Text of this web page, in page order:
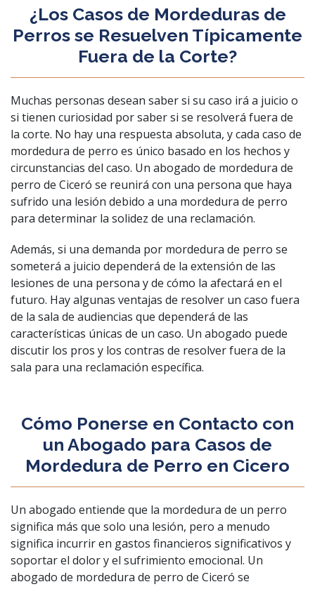
¿Los Casos de Mordeduras de
Perros se Resuelven Típicamente
Fuera de la Corte?
Muchas personas desean saber si su caso irá a juicio o
si tienen curiosidad por saber si se resolverá fuera de
la corte. No hay una respuesta absoluta, y cada caso de
mordedura de perro es único basado en los hechos y
circunstancias del caso. Un abogado de mordedura de
perro de Ciceró se reunirá con una persona que haya
sufrido una lesión debido a una mordedura de perro
para determinar la solidez de una reclamación.
Además, si una demanda por mordedura de perro se
someterá a juicio dependerá de la extensión de las
lesiones de una persona y de cómo la afectará en el
futuro. Hay algunas ventajas de resolver un caso fuera
de la sala de audiencias que dependerá de las
características únicas de un caso. Un abogado puede
discutir los pros y los contras de resolver fuera de la
sala para una reclamación específica.
Cómo Ponerse en Contacto con
un Abogado para Casos de
Mordedura de Perro en Cicero
Un abogado entiende que la mordedura de un perro
significa más que solo una lesión, pero a menudo
significa incurrir en gastos financieros significativos y
soportar el dolor y el sufrimiento emocional. Un
abogado de mordedura de perro de Ciceró se